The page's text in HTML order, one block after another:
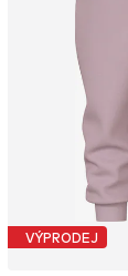
VÝPRODEJ